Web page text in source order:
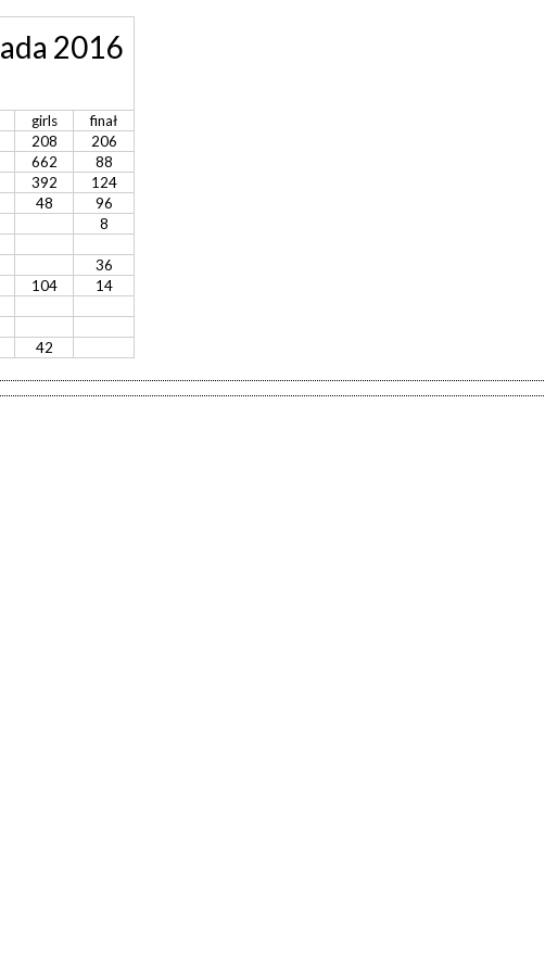
2016
girls
finał
208
206
662
88
392
124
48
96
8
36
104
14
42